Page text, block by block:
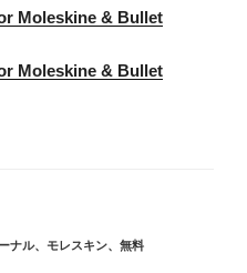
Moleskine & Bullet
Moleskine & Bullet
ナル、 モレスキン、 無料